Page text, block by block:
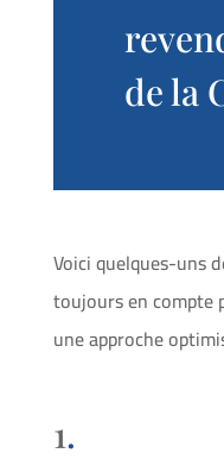
de la
Voici quelques-uns
toujours en compte
une approche
1.